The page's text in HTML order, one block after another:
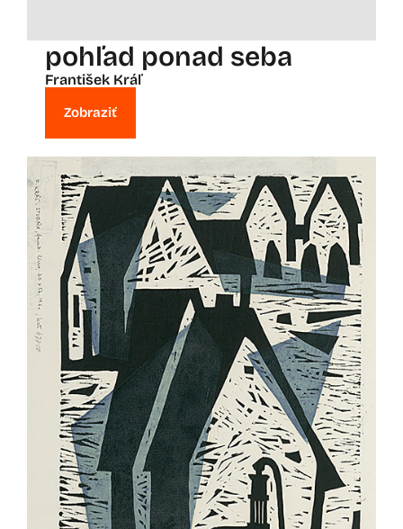
pohľad ponad seba
František Kráľ
Zobraziť